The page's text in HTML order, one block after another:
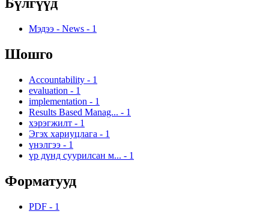
Мэдээ - News - 1
Шошго
Accountability - 1
evaluation - 1
implementation - 1
Results Based Manag... - 1
хэрэгжилт - 1
Эгэх хариуцлага - 1
үнэлгээ - 1
үр дүнд суурилсан м... - 1
Форматууд
PDF - 1